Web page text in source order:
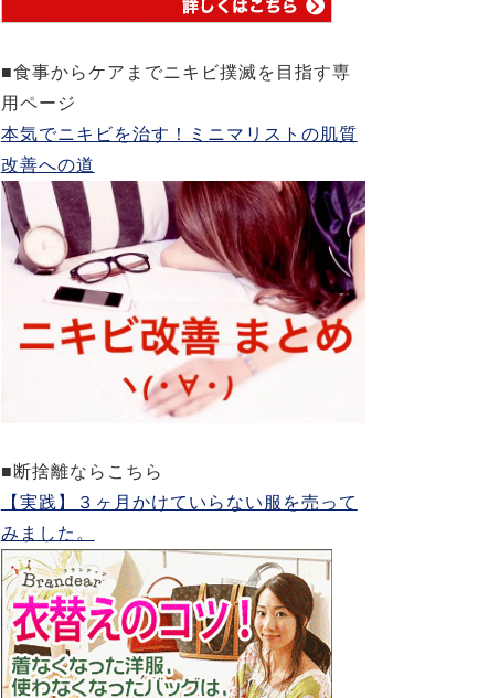
■食事からケアまでニキビ撲滅を目指す専
用ページ
本気でニキビを治す！ミニマリストの肌質
改善への道
■断捨離ならこちら
【実践】３ヶ月かけていらない服を売って
みました。